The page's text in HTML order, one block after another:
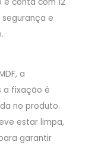
e
a
a fixação é
no produto.
estar limpa,
garantir